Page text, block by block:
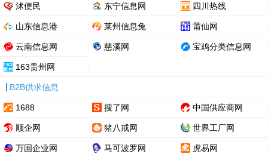
沭便民 东宁信息网 四川热线
山东信息港 莱州信息兔 莆仙网
云南信息网 慈溪网 宝鸡分类信息网
163贵州网
B2B供求信息
1688 搜了网 中国供应商网
顺企网 猪八戒网 世界工厂网
万国企业网 马可波罗网 虎易网